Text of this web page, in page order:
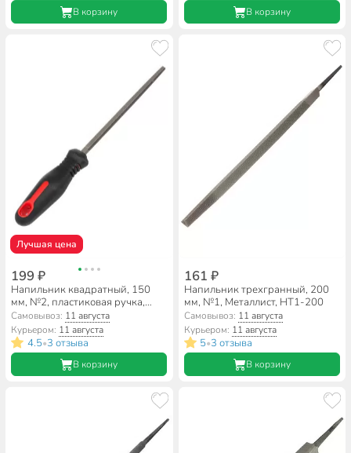
В корзину В корзину
Лучшая цена
199 ₽
Напильник квадратный, 150
мм, №2, пластиковая ручка,
Bartex, 12001
Самовывоз: 11 августа
Курьером: 11 августа
4.5•3 отзыва
В корзину
161 ₽
Напильник трехгранный, 200
мм, №1, Металлист, НТ1-200
Самовывоз: 11 августа
Курьером: 11 августа
5•3 отзыва
В корзину